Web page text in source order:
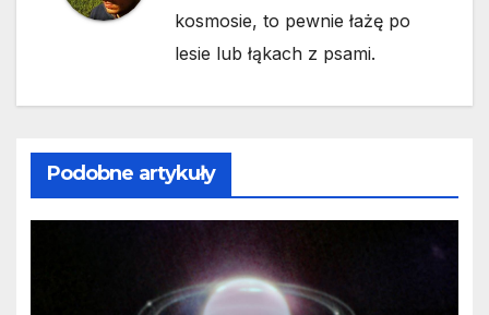
kosmosie, to pewnie łażę po
lesie lub łąkach z psami.
Podobne artykuły